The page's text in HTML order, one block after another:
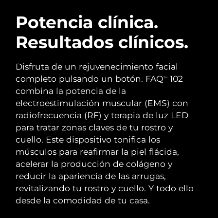
Potencia clínica.
Resultados clínicos.
Disfruta de un rejuvenecimiento facial
completo pulsando un botón. FAQTM
102
combina la potencia de la
electroestimulación muscular (EMS) con
radiofrecuencia (RF) y terapia de luz LED
para tratar zonas claves de tu rostro y
cuello. Este dispositivo tonifica los
músculos para reafirmar la piel flácida,
acelerar la producción de colágeno y
reducir la apariencia de las arrugas,
revitalizando tu rostro y cuello. Y todo ello
desde la comodidad de tu casa.
LUNA™ 4 pack
Anti-aging massage
LUNA™ 4 Plus
Massage, LED heating
LUNA™ 4 Men
For men, anti-aging massage
BEAR™ 2 pack
Microcurrent toning
BEAR™ 2 go
Microcurrent toning on-the-go
BEAR™ 2 eyes & lips
Microcurrent line smoothing device
Hidratación
UFO™ 3 pack
Deep facial hydration
UFO™ 3 LED
Near-infrared and red light therapy
device
Cuidado bucal
issa™ 4
Hybrid silicone sonic toothbrush
issa™ 4 plus
Smart hybrid silicone sonic toothbrush
TRATAMIENTO ANTIEDAD FAQ™
Antiedad Tratamientos LED
NEW
Austria Entrega prevista
Baréin Entrega prevista8/10/26
Bélgica
Bermudas Entrega prevista8/15/26
Bosnia y Herzegovina Entrega prevista8/12/26
Brunéi Entrega prevista
Bulgaria Entrega prevista
Canadá Entrega prevista
Chile Entrega prevista